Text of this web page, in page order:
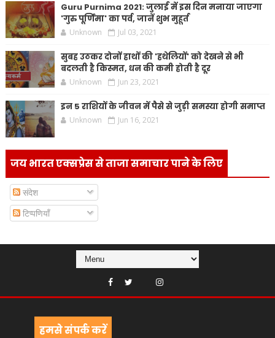
Guru Purnima 2021: जुलाई में इस दिन मनाया जाएगा
'गुरु पूर्णिमा' का पर्व, जानें शुभ मुहूर्त
Unknown Jul 03, 2021
सुबह उठकर दोनों हाथों की 'हथेलियों' को देखने से भी
बदलती है किस्मत, धन की कमी होती है दूर
Unknown Jun 23, 2021
इन 5 राशियों के जीवन में पैसे से जुड़ी समस्या होगी समाप्त
Unknown Jun 16, 2021
जय भारत एक्सप्रेस से ताजा समाचार पाने के लिए
संदेश
टिप्पणियाँ
हमसे संपर्क करें